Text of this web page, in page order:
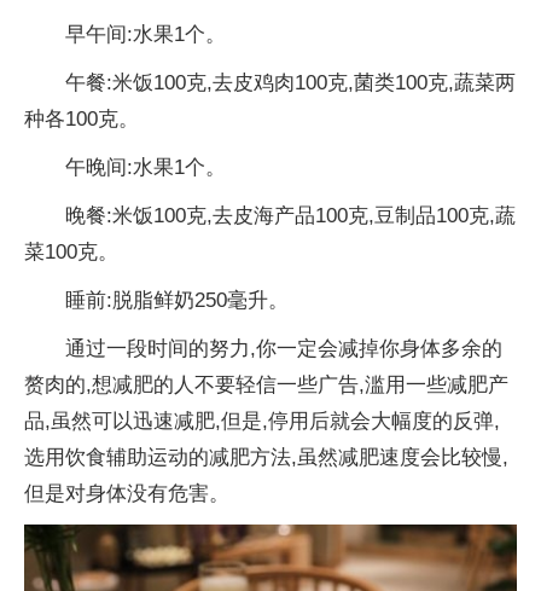
早午间:水果1个。
午餐:米饭100克,去皮鸡肉100克,菌类100克,蔬菜两
种各100克。
午晚间:水果1个。
晚餐:米饭100克,去皮海产品100克,豆制品100克,蔬
菜100克。
睡前:脱脂鲜奶250毫升。
通过一段时间的努力,你一定会减掉你身体多余的
赘肉的,想减肥的人不要轻信一些广告,滥用一些减肥产
品,虽然可以迅速减肥,但是,停用后就会大幅度的反弹,
选用饮食辅助运动的减肥方法,虽然减肥速度会比较慢,
但是对身体没有危害。